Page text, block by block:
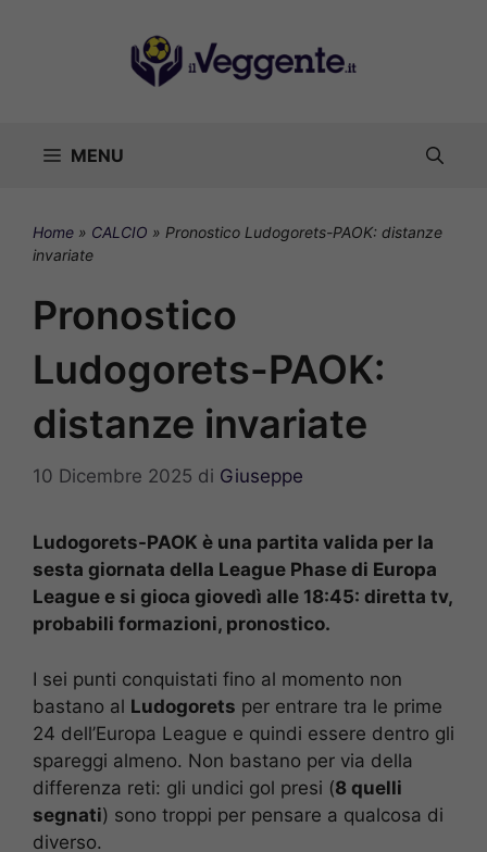
MENU
Home » CALCIO » Pronostico Ludogorets-PAOK: distanze
invariate
Pronostico
Ludogorets-PAOK:
distanze invariate
10 Dicembre 2025 di Giuseppe
Ludogorets-PAOK è una partita valida per la
sesta giornata della League Phase di Europa
League e si gioca giovedì alle 18:45: diretta tv,
probabili formazioni, pronostico.
I sei punti conquistati fino al momento non
bastano al Ludogorets per entrare tra le prime
24 dell’Europa League e quindi essere dentro gli
spareggi almeno. Non bastano per via della
differenza reti: gli undici gol presi (8 quelli
segnati) sono troppi per pensare a qualcosa di
diverso.